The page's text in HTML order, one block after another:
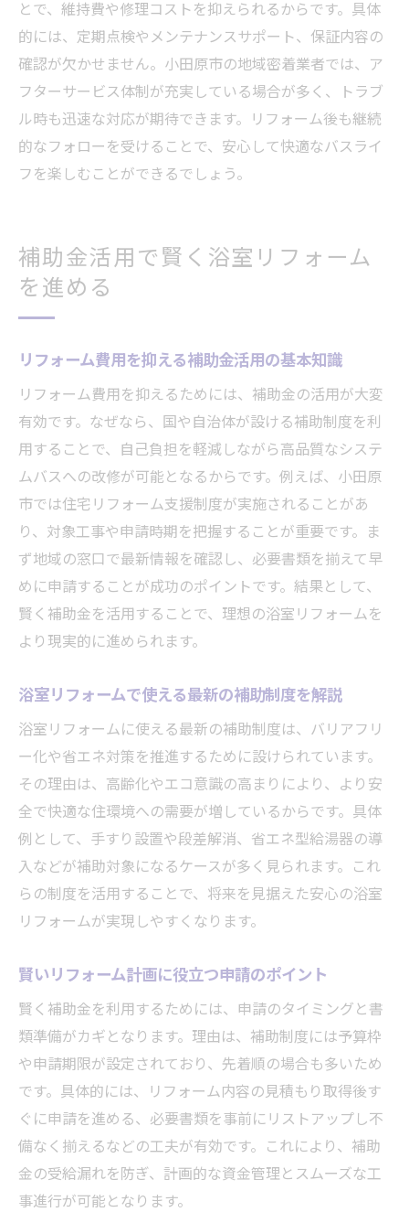
とで、維持費や修理コストを抑えられるからです。具体
的には、定期点検やメンテナンスサポート、保証内容の
確認が欠かせません。小田原市の地域密着業者では、ア
フターサービス体制が充実している場合が多く、トラブ
ル時も迅速な対応が期待できます。リフォーム後も継続
的なフォローを受けることで、安心して快適なバスライ
フを楽しむことができるでしょう。
補助金活用で賢く浴室リフォーム
を進める
リフォーム費用を抑える補助金活用の基本知識
リフォーム費用を抑えるためには、補助金の活用が大変
有効です。なぜなら、国や自治体が設ける補助制度を利
用することで、自己負担を軽減しながら高品質なシステ
ムバスへの改修が可能となるからです。例えば、小田原
市では住宅リフォーム支援制度が実施されることがあ
り、対象工事や申請時期を把握することが重要です。ま
ず地域の窓口で最新情報を確認し、必要書類を揃えて早
めに申請することが成功のポイントです。結果として、
賢く補助金を活用することで、理想の浴室リフォームを
より現実的に進められます。
浴室リフォームで使える最新の補助制度を解説
浴室リフォームに使える最新の補助制度は、バリアフリ
ー化や省エネ対策を推進するために設けられています。
その理由は、高齢化やエコ意識の高まりにより、より安
全で快適な住環境への需要が増しているからです。具体
例として、手すり設置や段差解消、省エネ型給湯器の導
入などが補助対象になるケースが多く見られます。これ
らの制度を活用することで、将来を見据えた安心の浴室
リフォームが実現しやすくなります。
賢いリフォーム計画に役立つ申請のポイント
賢く補助金を利用するためには、申請のタイミングと書
類準備がカギとなります。理由は、補助制度には予算枠
や申請期限が設定されており、先着順の場合も多いため
です。具体的には、リフォーム内容の見積もり取得後す
ぐに申請を進める、必要書類を事前にリストアップし不
備なく揃えるなどの工夫が有効です。これにより、補助
金の受給漏れを防ぎ、計画的な資金管理とスムーズな工
事進行が可能となります。